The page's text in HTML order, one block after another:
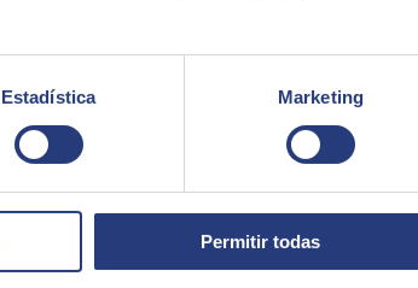
Estadística Marketing
Permitir todas